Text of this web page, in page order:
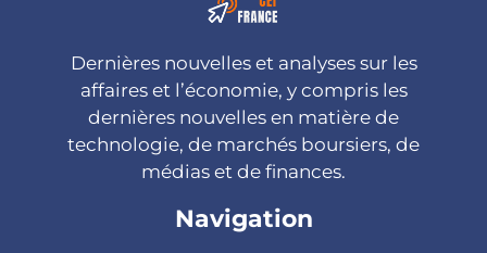
Dernières nouvelles et analyses sur les
affaires et l’économie, y compris les
dernières nouvelles en matière de
technologie, de marchés boursiers, de
médias et de finances.
Navigation